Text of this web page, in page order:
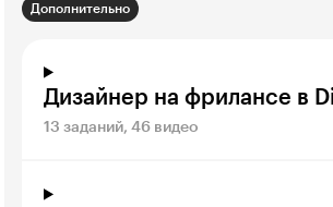
Дополнительно
Дизайнер на фрилансе в
13 заданий, 46 видео